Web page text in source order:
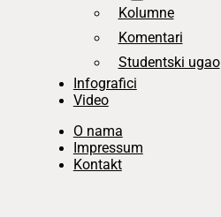
Kolumne
Komentari
Studentski ugao
Infografici
Video
O nama
Impressum
Kontakt